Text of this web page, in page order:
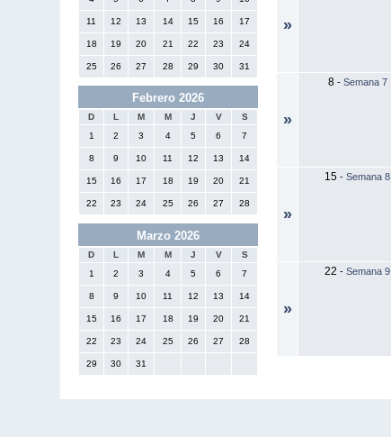
11 12 13 14 15 16 17
18 19 20 21 22 23 24
25 26 27 28 29 30 31
Febrero 2026
D L M M J V
S
1
2 3 4 5 6 7
8 9 10 11 12 13 14
15 16 17 18 19 20 21
22 23 24 25 26 27 28
Marzo 2026
D L M M J V
S
1
2 3 4 5 6 7
8 9 10 11 12 13 14
15 16 17 18 19 20 21
22 23 24 25 26 27 28
29 30 31
»
»
8- Semana 7
»
15 -Semana 8
»
22 -Semana 9